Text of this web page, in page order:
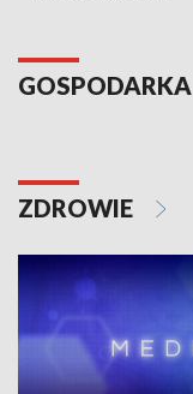
GOSPODARKA
ZDROWIE